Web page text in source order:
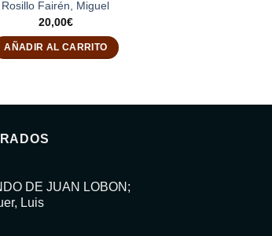
Rosillo Fairén, Miguel
20,00€
AÑADIR AL CARRITO
DE JUAN LOBON;
Luis